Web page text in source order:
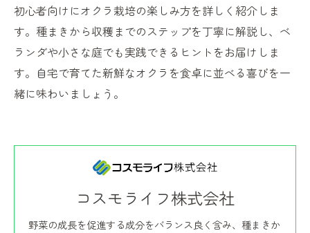
初心者向けにオクラ栽培の楽しみ方を詳しく紹介しま
す。種まきから収穫までのステップを丁寧に解説し、ベ
ランダや小さな庭でも実践できるヒントをお届けしま
す。自宅で育てた新鮮なオクラを食卓に並べる喜びを一
緒に味わいましょう。
コスモライフ株式会社
野菜の成長を促進する成分をバランス良く含み、種まきか